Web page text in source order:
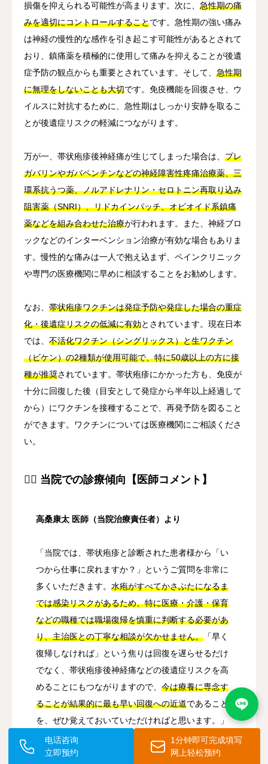
損傷を抑えられる可能性が高まります。次に、 急性期の痛
みを適切にコントロールすることです。急性期の強い痛み
は神経の慢性的な感作を引き起こす可能性があるとされて
おり、鎮痛薬を積極的に使用して痛みを抑えることが後遺
症予防の観点からも重要とされています。そして、 急性期
に無理をしないことも大切です。免疫機能を回復させ、ウ
イルスに対抗するために、急性期はしっかり安静を取るこ
とが後遺症リスクの軽減につながります。
万が一、帯状疱疹後神経痛が生じてしまった場合は、 プレ
ガバリンやガバペンチンなどの神経障害性疼痛治療薬、三
環系抗うつ薬、ノルアドレナリン・セロトニン再取り込み
阻害薬（SNRI）、リドカインパッチ、オピオイド系鎮痛
薬などを組み合わせた治療が行われます。また、神経ブロ
ックなどのインターベンション治療が有効な場合もありま
す。慢性的な痛みは一人で抱え込まず、ペインクリニック
や専門の医療機関に早めに相談することをお勧めします。
なお、 帯状疱疹ワクチンは発症予防や発症した場合の重症
化・後遺症リスクの低減に有効とされています。現在日本
では、 不活化ワクチン（シングリックス）と生ワクチン
（ビケン）の2種類が使用可能で、特に50歳以上の方に接
種が推奨されています。帯状疱疹にかかった方も、免疫が
十分に回復した後（目安として発症から半年以上経過して
から）にワクチンを接種することで、再発予防を図ること
ができます。ワクチンについては医療機関にご相談くださ
い。
👨‍⚕️ 当院での診療傾向【医師コメント】
高桑康太 医師（当院治療責任者）より
「当院では、帯状疱疹と診断された患者様から「い
つから仕事に戻れますか？」というご質問を非常に
多くいただきます。 水疱がすべてかさぶたになるま
では感染リスクがあるため、特に医療・介護・保育
などの職種では職場復帰を慎重に判断する必要があ
り、主治医との丁寧な相談が欠かせません。 「早く
復帰しなければ」という焦りは回復を遅らせるだけ
でなく、帯状疱疹後神経痛などの後遺症リスクを高
めることにもつながりますので、 今は療養に専念す
ることが結果的に最も早い回復への近道であること
を、ぜひ覚えておいていただければと思います。」
电话咨询
立即预约
1分钟即可完成填写
网上轻松预约